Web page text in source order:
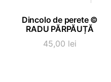
ADAUGĂ ÎN COȘ
Dincolo de perete ©
RADU PĂRPĂUȚĂ
45,00 lei